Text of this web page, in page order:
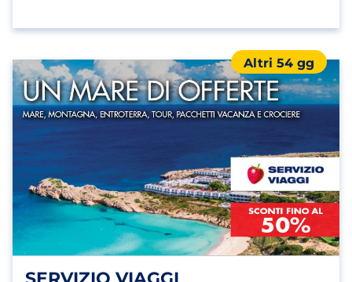
Altri 54 gg